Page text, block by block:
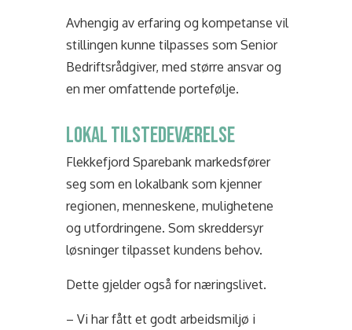
Avhengig av erfaring og kompetanse vil
stillingen kunne tilpasses som Senior
Bedriftsrådgiver, med større ansvar og
en mer omfattende portefølje.
LOKAL TILSTEDEVÆRELSE
Flekkefjord Sparebank markedsfører
seg som en lokalbank som kjenner
regionen, menneskene, mulighetene
og utfordringene. Som skreddersyr
løsninger tilpasset kundens behov.
Dette gjelder også for næringslivet.
– Vi har fått et godt arbeidsmiljø i